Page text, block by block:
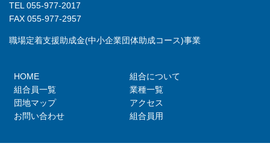
TEL 055-977-2017
FAX 055-977-2957
職場定着支援助成金(中小企業団体助成コース)事業
HOME
組合について
組合員一覧
業種一覧
団地マップ
アクセス
お問い合わせ
組合員用